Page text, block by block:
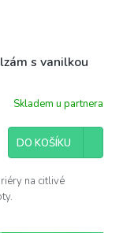
s vanilkou
Skladem u partnera
DO KOŠÍKU
na citlivé